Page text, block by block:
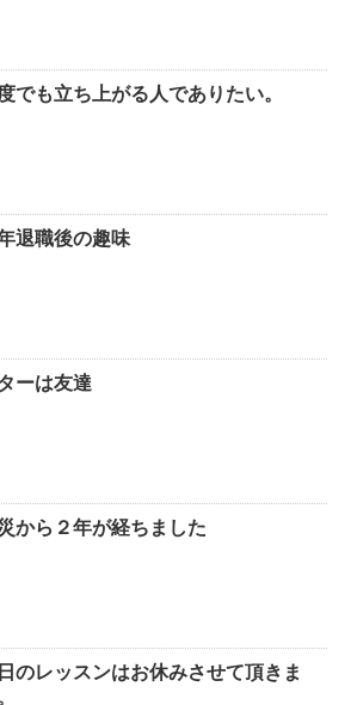
でも立ち上がる人でありたい。
退職後の趣味
ーは友達
から２年が経ちました
のレッスンはお休みさせて頂きま